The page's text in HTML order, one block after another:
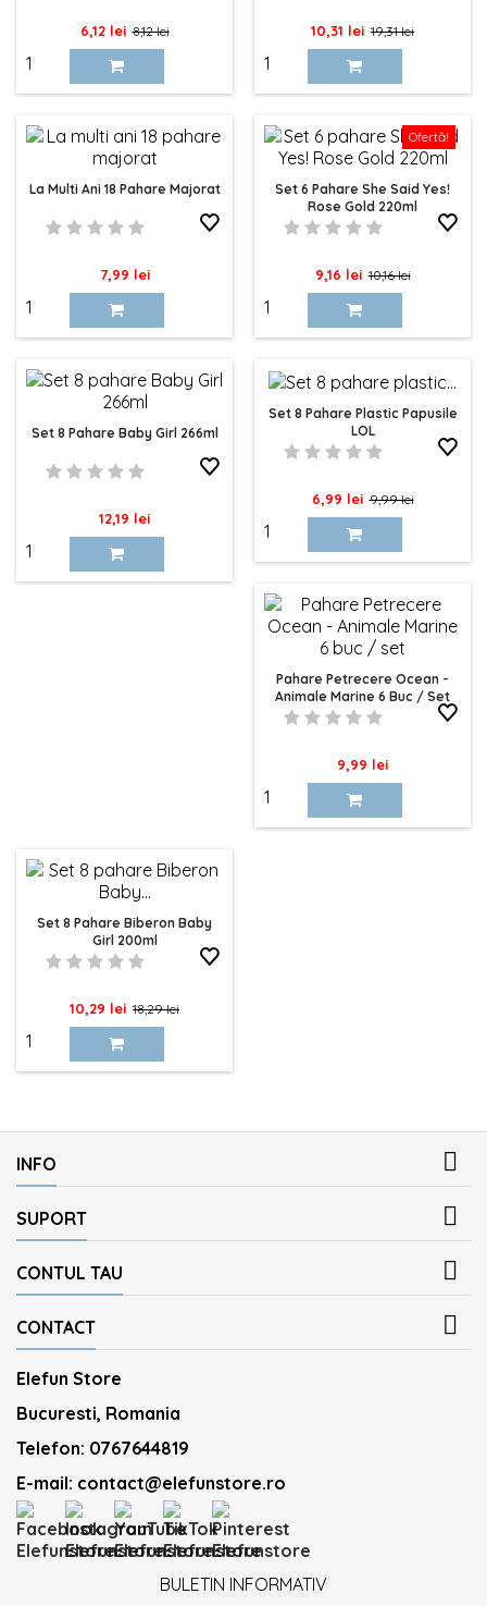
Pret
6,12 lei Pret
baza
8,12 lei Pret
10,31 lei Pret
baza
19,31 lei
La Multi Ani 18 Pahare Majorat
Pret
7,99 lei
Ofertă!
Set 6 Pahare She Said Yes!
Rose Gold 220ml
Pret
9,16 lei Pret
baza
10,16 lei
Set 8 Pahare Baby Girl 266ml
Pret
12,19 lei
Set 8 Pahare Plastic Papusile
LOL
Pret
6,99 lei Pret
baza
9,99 lei
Pahare Petrecere Ocean -
Animale Marine 6 Buc / Set
Pret
9,99 lei
Set 8 Pahare Biberon Baby
Girl 200ml
Pret
10,29 lei Pret
baza
18,29 lei
INFO 
SUPORT 
CONTUL TAU 
CONTACT 
Elefun Store
Bucuresti, Romania
Telefon: 0767644819
E-mail: contact@elefunstore.ro
BULETIN INFORMATIV